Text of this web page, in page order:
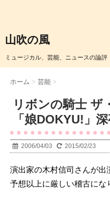
山吹の風
ミュージカル、芸能、ニュースの論評
ホーム > 芸能 >
リボンの騎士 ザ
「娘DOKYU!」
2006/04/03 2015/02/23
演出家の木村信司さんが出
予想以上に厳しい稽古にな